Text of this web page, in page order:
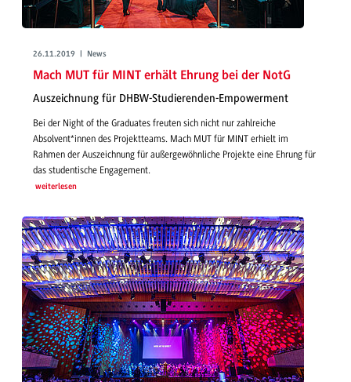
26.11.2019 | News
Mach MUT für MINT erhält Ehrung bei der NotG
Auszeichnung für DHBW-Studierenden-Empowerment
Bei der Night of the Graduates freuten sich nicht nur zahlreiche
Absolvent*innen des Projektteams. Mach MUT für MINT erhielt im
Rahmen der Auszeichnung für außergewöhnliche Projekte eine Ehrung für
das studentische Engagement.
weiterlesen